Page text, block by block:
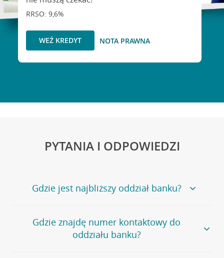
RRSO: 9,6%
WEŹ KREDYT NOTA PRAWNA
PYTANIA I ODPOWIEDZI
Gdzie jest najbliższy oddział banku?
Jeśli szukasz oddziału naszego banku, zapraszamy na
stronęPlacówki i bankomaty, na której znajduje się
wygodna wyszukiwarka.
Gdzie znajdę numer kontaktowy do
oddziału banku?